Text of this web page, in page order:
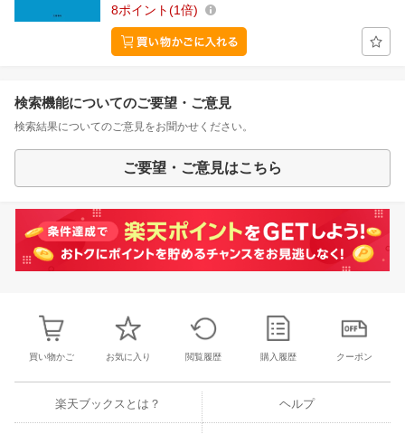
8ポイント 1倍
検索機能についてのご要望・ご意見
検索結果についてのご意見をお聞かせください。
ご要望・ご意見はこちら
買い物かご お気に入り 閲覧履歴 購入履歴 クーポン
楽天ブックスとは？ ヘルプ